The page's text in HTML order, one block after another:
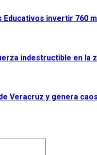
Educativos invertir
indestructible en la
Veracruz y genera